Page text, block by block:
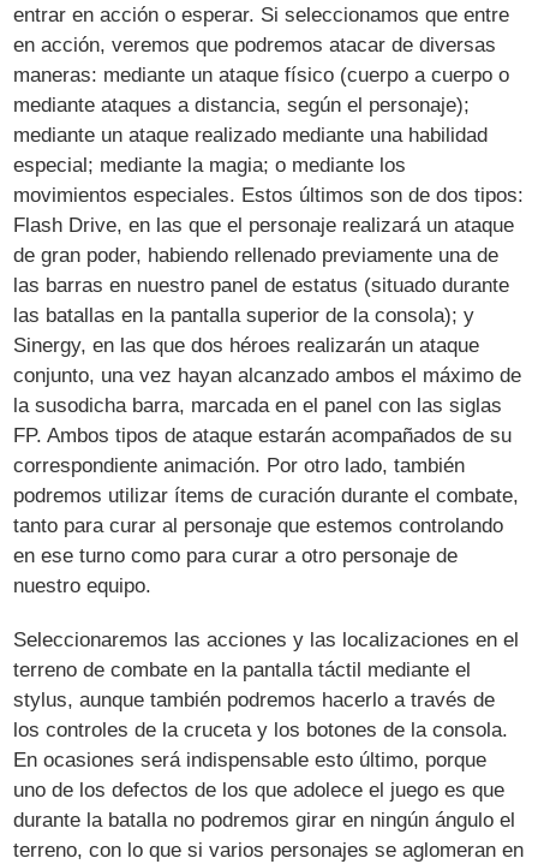
entrar en acción o esperar. Si seleccionamos que entre
en acción, veremos que podremos atacar de diversas
maneras: mediante un ataque físico (cuerpo a cuerpo o
mediante ataques a distancia, según el personaje);
mediante un ataque realizado mediante una habilidad
especial; mediante la magia; o mediante los
movimientos especiales. Estos últimos son de dos tipos:
Flash Drive, en las que el personaje realizará un ataque
de gran poder, habiendo rellenado previamente una de
las barras en nuestro panel de estatus (situado durante
las batallas en la pantalla superior de la consola); y
Sinergy, en las que dos héroes realizarán un ataque
conjunto, una vez hayan alcanzado ambos el máximo de
la susodicha barra, marcada en el panel con las siglas
FP. Ambos tipos de ataque estarán acompañados de su
correspondiente animación. Por otro lado, también
podremos utilizar ítems de curación durante el combate,
tanto para curar al personaje que estemos controlando
en ese turno como para curar a otro personaje de
nuestro equipo.
Seleccionaremos las acciones y las localizaciones en el
terreno de combate en la pantalla táctil mediante el
stylus, aunque también podremos hacerlo a través de
los controles de la cruceta y los botones de la consola.
En ocasiones será indispensable esto último, porque
uno de los defectos de los que adolece el juego es que
durante la batalla no podremos girar en ningún ángulo el
terreno, con lo que si varios personajes se aglomeran en